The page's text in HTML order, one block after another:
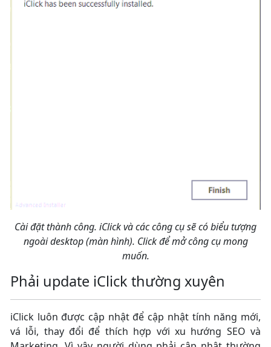
Cài đặt thành công. iClick và các công cụ sẽ có biểu tượng
ngoài desktop (màn hình). Click để mở công cụ mong
muốn.
Phải update iClick thường xuyên
iClick luôn được cập nhật để cập nhật tính năng mới,
vá lỗi, thay đổi để thích hợp với xu hướng SEO và